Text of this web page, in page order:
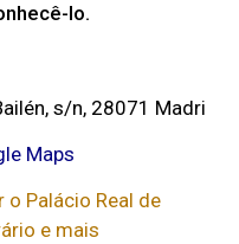
lo.
s/n, 28071 Madri
Maps
Palácio Real de
e mais